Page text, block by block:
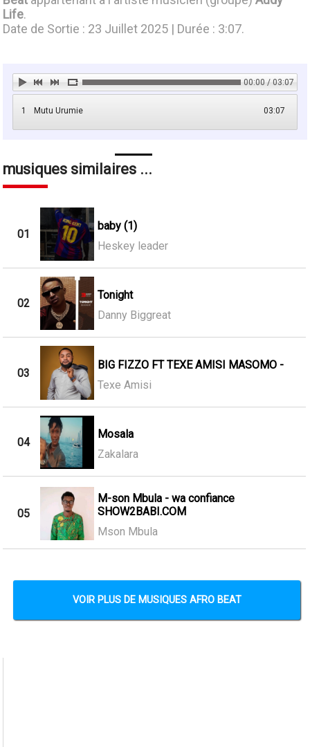
Life.
Date de Sortie : 23 Juillet 2025 | Durée : 3:07.
00:00 / 03:07
1 03:07
Mutu Urumie
musiques similaires ...
01
baby (1)
Heskey leader
02
Tonight
Danny Biggreat
03
BIG FIZZO FT TEXE AMISI MASOMO -
Texe Amisi
04
Mosala
Zakalara
05
M-son Mbula - wa confiance
SHOW2BABI.COM
Mson Mbula
VOIR PLUS DE MUSIQUES AFRO BEAT